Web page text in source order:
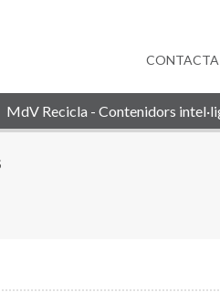
MdV Recicla - Contenidors